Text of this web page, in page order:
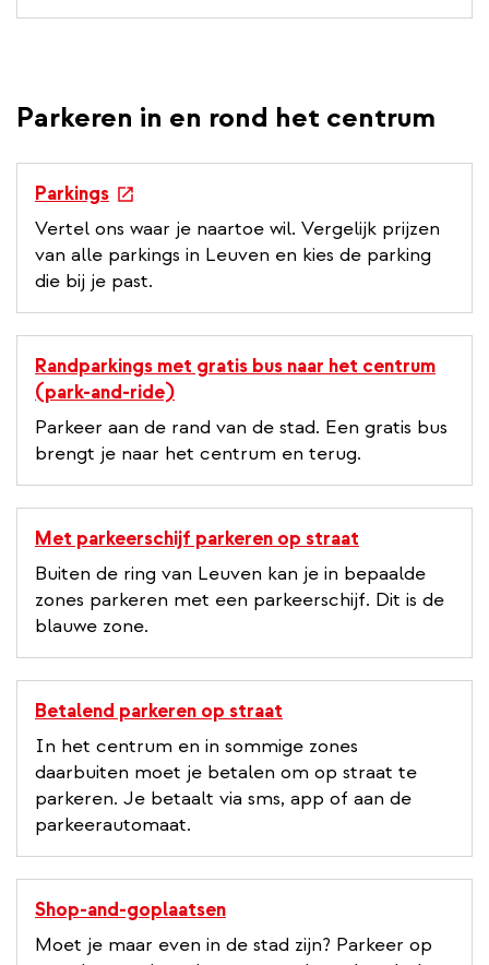
i
n
k
Parkeren in en rond het centrum
Parkings
e
x
e
l
l
i
n
k
Vertel ons waar je naartoe wil. Vergelijk prijzen
van alle parkings in Leuven en kies de parking
die bij je past.
Randparkings met gratis bus naar het centrum
(park-and-ride)
Parkeer aan de rand van de stad. Een gratis bus
brengt je naar het centrum en terug.
Met parkeerschijf parkeren op straat
Buiten de ring van Leuven kan je in bepaalde
zones parkeren met een parkeerschijf. Dit is de
blauwe zone.
Betalend parkeren op straat
In het centrum en in sommige zones
daarbuiten moet je betalen om op straat te
parkeren. Je betaalt via sms, app of aan de
parkeerautomaat.
Shop-and-goplaatsen
Moet je maar even in de stad zijn? Parkeer op